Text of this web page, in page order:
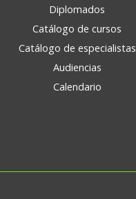
Diplomados
Catálogo de cursos
Catálogo de especialistas
Audiencias
Calendario